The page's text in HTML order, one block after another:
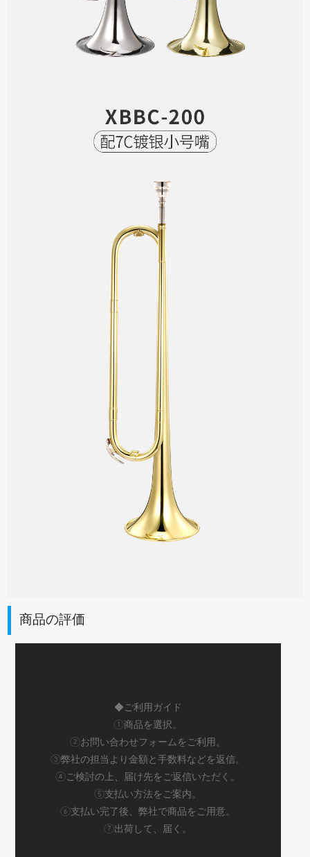
商品の評価
◆ご利用ガイド
①商品を選択。
②お問い合わせフォームをご利用。
③弊社の担当より金額と手数料などを返信。
④ご検討の上、届け先をご返信いただく。
⑤支払い方法をご案内。
⑥支払い完了後、弊社で商品をご用意。
⑦出荷して、届く。